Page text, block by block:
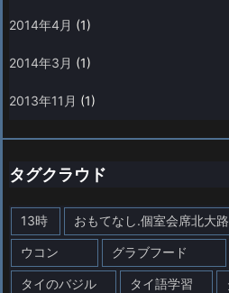
2014年4月 (1)
2014年3月 (1)
2013年11月 (1)
タグクラウド
13時 おもてなし.個室会席北大路
ウコン グラブフード
タイのバジル タイ語学習